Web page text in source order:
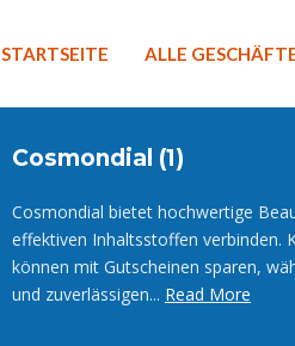
STARTSEITE ALLE
Cosmondial (1)
Cosmondial bietet hochwertige
effektiven Inhaltsstoffen verbinden.
können mit Gutscheinen sparen,
und zuverlässigen... Read More